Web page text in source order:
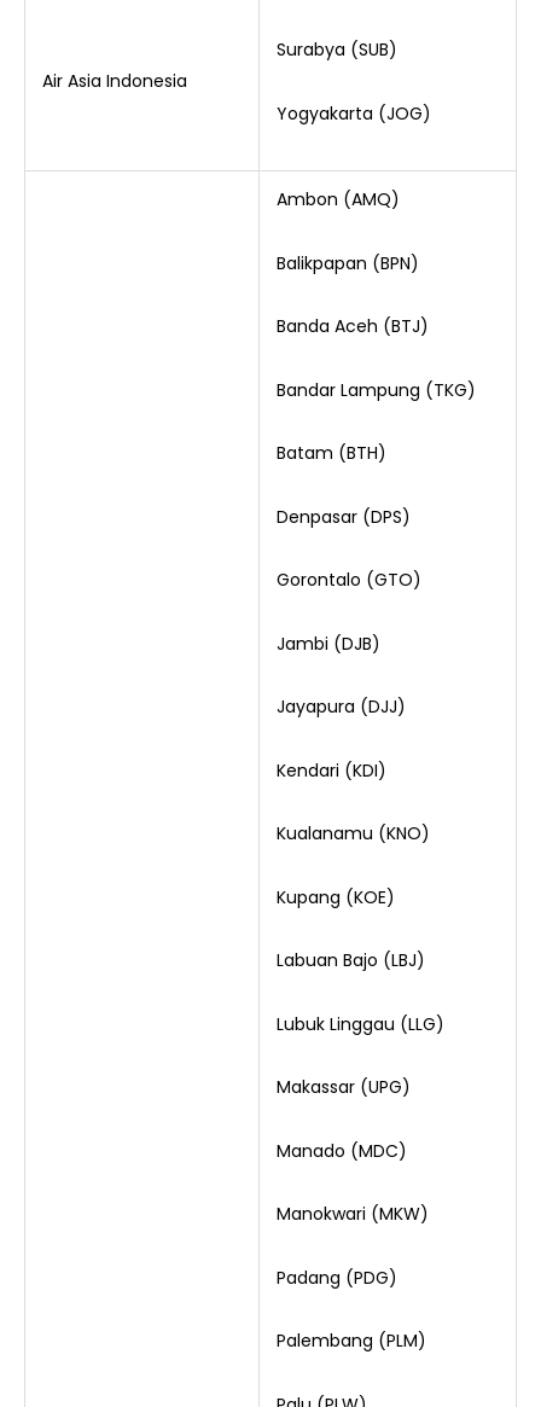
Air Asia Indonesia
Surabya (SUB)
Yogyakarta (JOG)
Ambon (AMQ)
Balikpapan (BPN)
Banda Aceh (BTJ)
Bandar Lampung (TKG)
Batam (BTH)
Denpasar (DPS)
Gorontalo (GTO)
Jambi (DJB)
Jayapura (DJJ)
Kendari (KDI)
Kualanamu (KNO)
Kupang (KOE)
Labuan Bajo (LBJ)
Lubuk Linggau (LLG)
Makassar (UPG)
Manado (MDC)
Manokwari (MKW)
Padang (PDG)
Palembang (PLM)